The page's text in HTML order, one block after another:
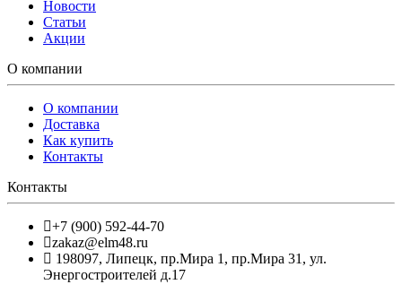
Новости
Статьи
Акции
О компании
О компании
Доставка
Как купить
Контакты
Контакты
+7 (900) 592-44-70
zakaz@elm48.ru
198097, Липецк, пр.Мира 1, пр.Мира 31, ул.
Энергостроителей д.17